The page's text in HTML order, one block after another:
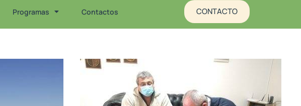
Programas Contactos CONTACTO